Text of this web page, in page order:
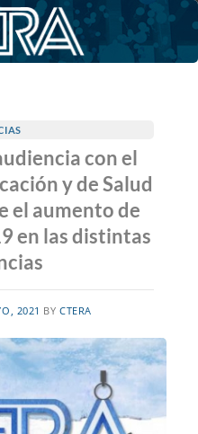
con el
y de Salud
el aumento de
en las distintas
2021 BYCTERA